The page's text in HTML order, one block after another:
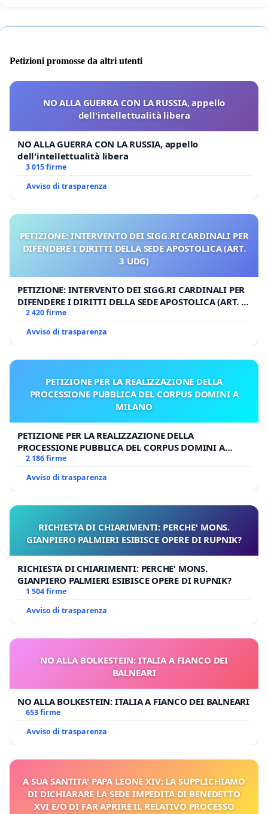
Petizioni promosse da altri utenti
NO ALLA GUERRA CON LA RUSSIA, appello
dell'intellettualità libera
NO ALLA GUERRA CON LA RUSSIA, appello
dell'intellettualità libera
3 015 firme
Avviso di trasparenza
PETIZIONE: INTERVENTO DEI SIGG.RI CARDINALI PER
DIFENDERE I DIRITTI DELLA SEDE APOSTOLICA (ART.
3 UDG)
PETIZIONE: INTERVENTO DEI SIGG.RI CARDINALI PER
DIFENDERE I DIRITTI DELLA SEDE APOSTOLICA (ART. 3
UDG)
2 420 firme
Avviso di trasparenza
PETIZIONE PER LA REALIZZAZIONE DELLA
PROCESSIONE PUBBLICA DEL CORPUS DOMINI A
MILANO
PETIZIONE PER LA REALIZZAZIONE DELLA
PROCESSIONE PUBBLICA DEL CORPUS DOMINI A
MILANO
2 186 firme
Avviso di trasparenza
RICHIESTA DI CHIARIMENTI: PERCHE' MONS.
GIANPIERO PALMIERI ESIBISCE OPERE DI RUPNIK?
RICHIESTA DI CHIARIMENTI: PERCHE' MONS.
GIANPIERO PALMIERI ESIBISCE OPERE DI RUPNIK?
1 504 firme
Avviso di trasparenza
NO ALLA BOLKESTEIN: ITALIA A FIANCO DEI
BALNEARI
NO ALLA BOLKESTEIN: ITALIA A FIANCO DEI BALNEARI
653 firme
Avviso di trasparenza
A SUA SANTITA' PAPA LEONE XIV: LA SUPPLICHIAMO
DI DICHIARARE LA SEDE IMPEDITA DI BENEDETTO
XVI E/O DI FAR APRIRE IL RELATIVO PROCESSO